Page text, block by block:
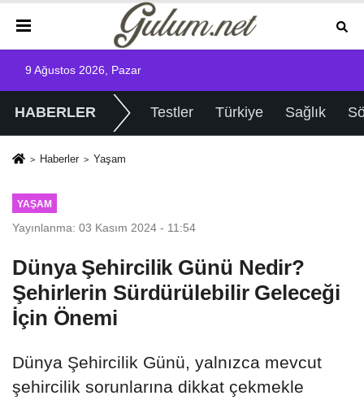
9 Ağustos 2026, Pazar
HABERLER Testler Türkiye Sağlık
Haberler Yaşam
YAŞAM
Yayınlanma: 03 Kasım 2024 - 11:54
Dünya Şehircilik Günü Nedir?
Şehirlerin Sürdürülebilir Geleceği
İçin Önemi
Dünya Şehircilik Günü, yalnızca mevcut
şehircilik sorunlarına dikkat çekmekle